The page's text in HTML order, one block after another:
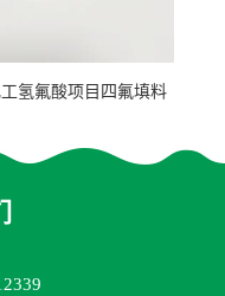
氢氟酸项目四氟填料
蚀